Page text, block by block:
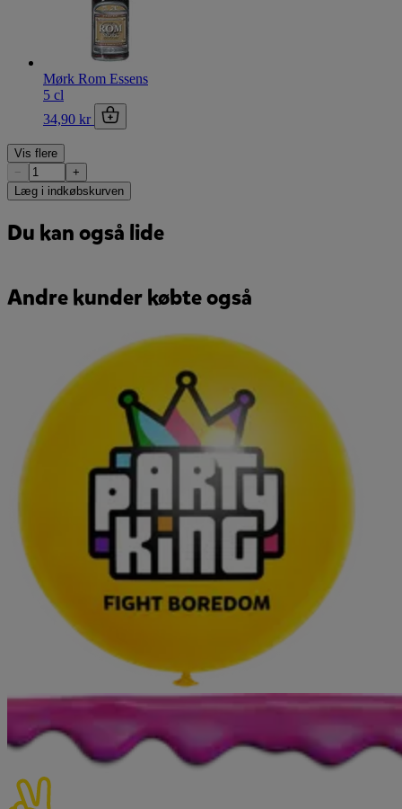
Mørk Rom Essens
5 cl
34,90 kr
Vis flere
−
+
Læg i indkøbskurven
Du kan også lide
Andre kunder købte også